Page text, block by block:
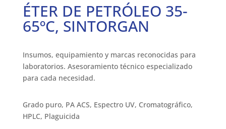
ÉTER DE PETRÓLEO 35-
65ºC, SINTORGAN
Insumos, equipamiento y marcas reconocidas para
laboratorios. Asesoramiento técnico especializado
para cada necesidad.
Grado puro, PA ACS, Espectro UV, Cromatográfico,
HPLC, Plaguicida